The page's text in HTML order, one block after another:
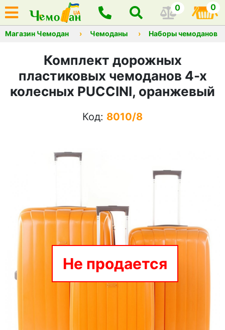
0 0
Магазин Чемодан Чемоданы Наборы чемоданов
Комплект дорожных
пластиковых чемоданов 4-х
колесных PUCCINI, оранжевый
Код: 8010/8
Не продается